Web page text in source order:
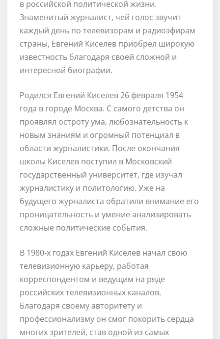
в российской политической жизни.
Знаменитый журналист, чей голос звучит
каждый день по телевизорам и радиоэфирам
страны, Евгений Киселев приобрел широкую
известность благодаря своей сложной и
интересной биографии.
Родился Евгений Киселев 26 февраля 1954
года в городе Москва. С самого детства он
проявлял остроту ума, любознательность к
новым знаниям и огромный потенциал в
области журналистики. После окончания
школы Киселев поступил в Московский
государственный университет, где изучал
журналистику и политологию. Уже на
будущего журналиста обратили внимание его
проницательность и умение анализировать
сложные политические события.
В 1980-х годах Евгений Киселев начал свою
телевизионную карьеру, работая
корреспондентом и ведущим на ряде
российских телевизионных каналов.
Благодаря своему авторитету и
профессионализму он смог покорить сердца
многих зрителей, став одной из самых